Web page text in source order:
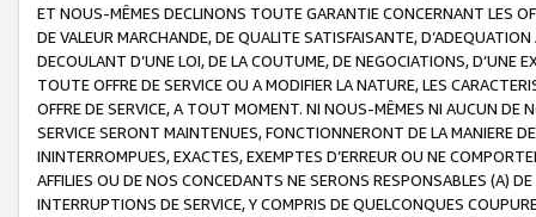
ET NOUS-MÊMES DECLINONS TOUTE GARANTIE CONCERNANT LES
DE VALEUR MARCHANDE, DE QUALITE SATISFAISANTE,
DECOULANT D’UNE LOI, DE LA COUTUME, DE NEGOCIATIONS, D’UNE
TOUTE OFFRE DE SERVICE OU A MODIFIER LA NATURE, LES
OFFRE DE SERVICE, A TOUT MOMENT. NI NOUS-MÊMES NI AUCUN DE
SERVICE SERONT MAINTENUES, FONCTIONNERONT DE LA MANIERE
ININTERROMPUES, EXACTES, EXEMPTES D’ERREUR OU NE
AFFILIES OU DE NOS CONCEDANTS NE SERONS RESPONSABLES (A)
INTERRUPTIONS DE SERVICE, Y COMPRIS DE QUELCONQUES